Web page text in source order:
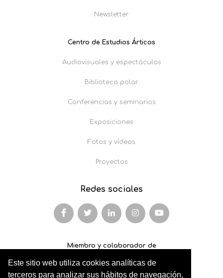
Este sitio web utiliza cookies analíticas de
terceros para analizar sus hábitos de navegación,
Newsletter
Centro de Estudios Árticos
Audiovisuales y espectáculos
Biblioteca polar
Conferencias y seminarios
Exposiciones
Fotos y vídeos
Proyectos
Redes sociales
Miembro y colaborador de
AFOPA